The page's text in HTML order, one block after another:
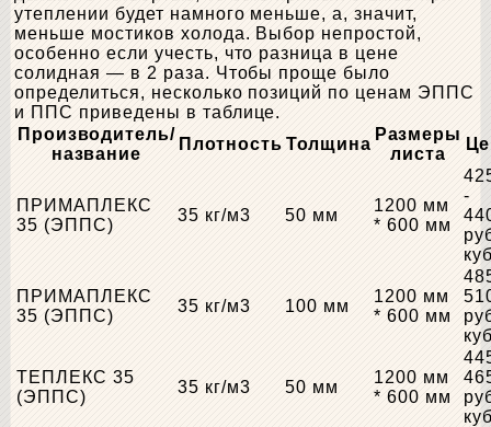
утеплении будет намного меньше, а, значит,
меньше мостиков холода. Выбор непростой,
особенно если учесть, что разница в цене
солидная — в 2 раза. Чтобы проще было
определиться, несколько позиций по ценам ЭППС
и ППС приведены в таблице.
Производитель/
название
Плотность Толщина
Размеры
листа
ПРИМАПЛЕКС
35 (ЭППС)
35 кг/м3 50 мм
1200 мм
* 600 мм
-
ПРИМАПЛЕКС
35 (ЭППС)
35 кг/м3 100 мм
1200 мм
* 600 мм
ТЕПЛЕКС 35
(ЭППС)
35 кг/м3 50 мм
1200 мм
* 600 мм